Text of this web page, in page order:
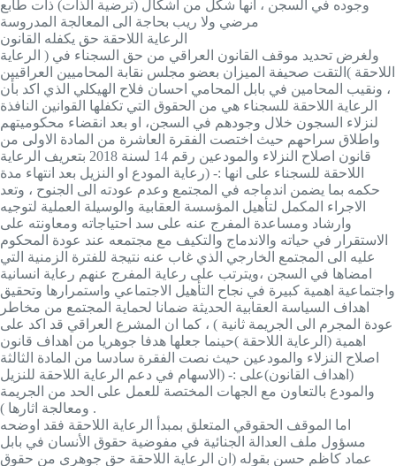
وجوده في السجن ، انها شكل من اشكال (ترضية الذات) ذات طابع
مرضي ولا ريب بحاجة الى المعالجة المدروسة
الرعاية اللاحقة حق يكفله القانون
ولغرض تحديد موقف القانون العراقي من حق السجناء في ( الرعاية
اللاحقة )التقت صحيفة الميزان بعضو مجلس نقابة المحاميين العراقيين
، ونقيب المحامين في بابل المحامي احسان فلاح الهيكلي الذي اكد بأن
الرعاية اللاحقة للسجناء هي من الحقوق التي تكفلها القوانين النافذة
لنزلاء السجون خلال وجودهم في السجن، او بعد انقضاء محكوميتهم
واطلاق سراحهم حيث اختصت الفقرة العاشرة من المادة الاولى من
قانون اصلاح النزلاء والمودعين رقم 14 لسنة 2018 بتعريف الرعاية
اللاحقة للسجناء على انها :- (رعاية المودع او النزيل بعد انتهاء مدة
حكمه بما يضمن اندماجه في المجتمع وعدم عودته الى الجنوح ، وتعد
الاجراء المكمل لتأهيل المؤسسة العقابية والوسيلة العملية لتوجيه
وارشاد ومساعدة المفرج عنه على سد احتياجاته ومعاونته على
الاستقرار في حياته والاندماج والتكيف مع مجتمعه عند عودة المحكوم
عليه الى المجتمع الخارجي الذي غاب عنه نتيجة للفترة الزمنية التي
امضاها في السجن ،ويترتب على رعاية المفرج عنهم رعاية انسانية
واجتماعية اهمية كبيرة في نجاح التأهيل الاجتماعي واستمرارها وتحقيق
اهداف السياسة العقابية الحديثة ضمانا لحماية المجتمع من مخاطر
عودة المجرم الى الجريمة ثانية ) ، كما ان المشرع العراقي قد اكد على
اهمية (الرعاية اللاحقة )حينما جعلها هدفا جوهريا من اهداف قانون
اصلاح النزلاء والمودعين حيث نصت الفقرة سادسا من المادة الثالثة
(اهداف القانون)على :- (الاسهام في دعم الرعاية اللاحقة للنزيل
والمودع بالتعاون مع الجهات المختصة للعمل على الحد من الجريمة
ومعالجة اثارها ) .
اما الموقف الحقوقي المتعلق بمبدأ الرعاية اللاحقة فقد اوضحه
مسؤول ملف العدالة الجنائية في مفوضية حقوق الأنسان في بابل
عماد كاظم حسن بقوله (ان الرعاية اللاحقة حق جوهري من حقوق